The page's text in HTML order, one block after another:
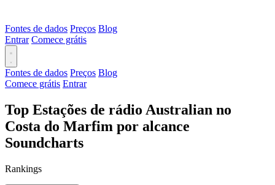
Fontes de dados Preços Blog
Entrar Comece grátis
Fontes de dados Preços Blog
Comece grátis Entrar
Top Estações de rádio Australian no
Costa do Marfim por alcance
Soundcharts
Rankings